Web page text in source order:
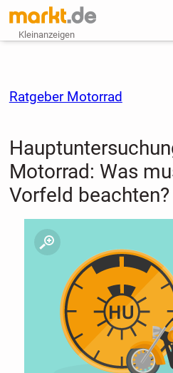
Kleinanzeigen
Ratgeber Motorrad
Motorrad: Was
Vorfeld beachten?